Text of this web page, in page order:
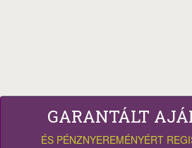
GARANTÁLT
ÉS PÉNZNYEREMÉNYÉRT